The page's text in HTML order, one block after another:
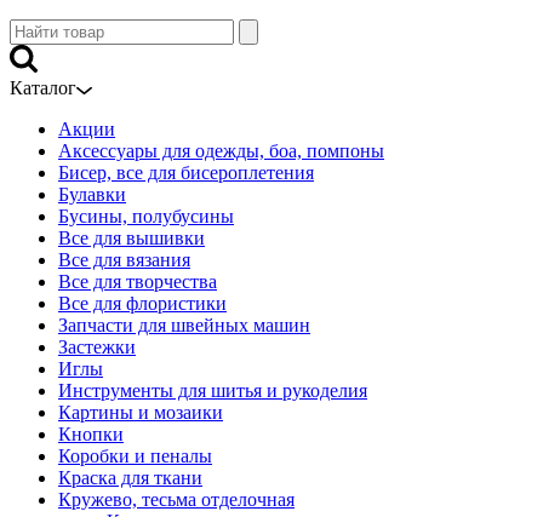
Каталог
Акции
Аксессуары для одежды, боа, помпоны
Бисер, все для бисероплетения
Булавки
Бусины, полубусины
Все для вышивки
Все для вязания
Все для творчества
Все для флористики
Запчасти для швейных машин
Застежки
Иглы
Инструменты для шитья и рукоделия
Картины и мозаики
Кнопки
Коробки и пеналы
Краска для ткани
Кружево, тесьма отделочная